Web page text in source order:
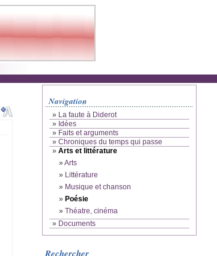
Navigation
» La faute à Diderot
» Idées
» Faits et arguments
» Chroniques du temps qui passe
» Arts et littérature
»Arts
» Littérature
» Musique et chanson
» Poésie
» Théatre, cinéma
» Documents